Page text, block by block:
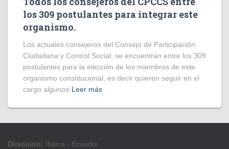
los 309 postulantes para integrar este
organismo.
Los actuales consejeros del Consejo de Participación
Ciudadana y Control Social, se encuentran entre los 309
postulantes para la elección de los miembros de este
organismo constitucional, es decir quieren seguir en el
cargo algunos Leer más
Dirección: Ibarra - Ecuador